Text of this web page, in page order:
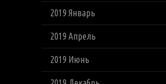
2019 Январь
2019 Апрель
2019 Июнь